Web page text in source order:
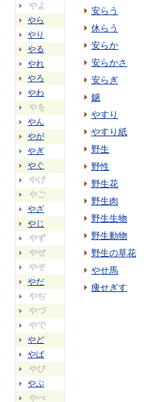
やよ
やら
やり
やる
やれ
やろ
やわ
やを
やん
やが
やぎ
やぐ
やげ
やご
やざ
やじ
やず
やぜ
やぞ
やだ
やぢ
やづ
やで
やど
やば
やび
やぶ
やべ
安らう
休らう
安らか
安らかさ
安らぎ
鑢
やすり
やすり紙
野生
野性
野生花
野生肉
野生生物
野生動物
野生の草花
やせ馬
痩せぎす